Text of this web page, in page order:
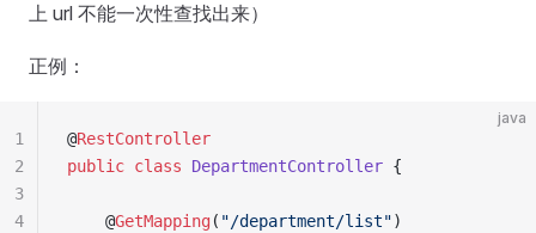
上 url 不能一次性查找出来）
正例：
java
@RestController
public class DepartmentController {
    @
GetMapping( "/department/list")
1
2
3
4